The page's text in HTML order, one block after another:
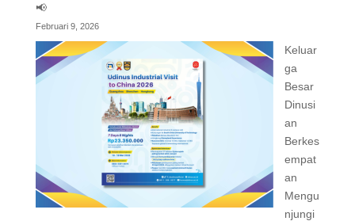
📢
Februari 9, 2026
Keluar
ga
Besar
Dinusi
an
Berkes
empat
an
Mengu
njungi